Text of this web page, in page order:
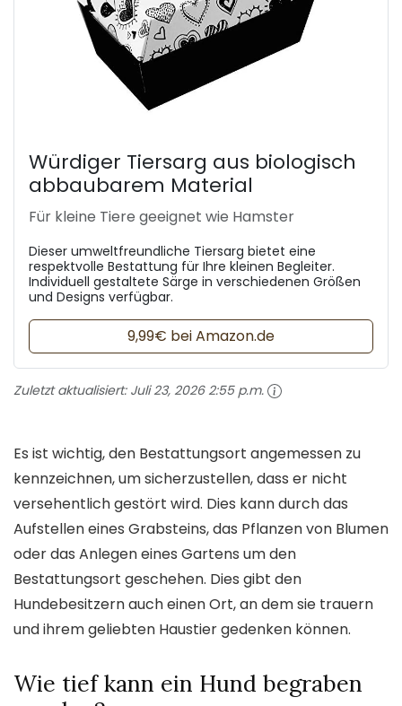
Würdiger Tiersarg aus biologisch
abbaubarem Material
Für kleine Tiere geeignet wie Hamster
Dieser umweltfreundliche Tiersarg bietet eine
respektvolle Bestattung für Ihre kleinen Begleiter.
Individuell gestaltete Särge in verschiedenen Größen
und Designs verfügbar.
9,99€ bei Amazon.de
Zuletzt aktualisiert: Juli 23, 2026 2:55 p.m.
Es ist wichtig, den Bestattungsort angemessen zu
kennzeichnen, um sicherzustellen, dass er nicht
versehentlich gestört wird. Dies kann durch das
Aufstellen eines Grabsteins, das Pflanzen von Blumen
oder das Anlegen eines Gartens um den
Bestattungsort geschehen. Dies gibt den
Hundebesitzern auch einen Ort, an dem sie trauern
und ihrem geliebten Haustier gedenken können.
Wie tief kann ein Hund begraben